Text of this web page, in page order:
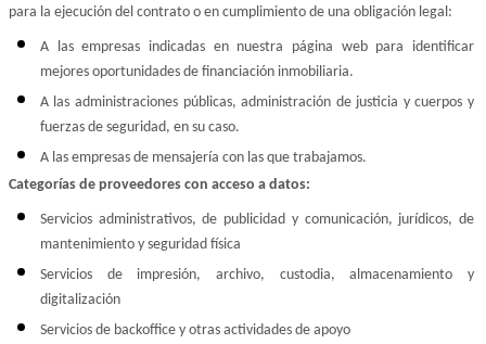
para la ejecución del contrato o en cumplimiento de una obligación legal:
A las empresas indicadas en nuestra página web para identificar
mejores oportunidades de financiación inmobiliaria.
A las administraciones públicas, administración de justicia y cuerpos y
fuerzas de seguridad, en su caso.
A las empresas de mensajería con las que trabajamos.
Categorías de proveedores con acceso a datos:
Servicios administrativos, de publicidad y comunicación, jurídicos, de
mantenimiento y seguridad física
Servicios de impresión, archivo, custodia, almacenamiento y
digitalización
Servicios de backoffice y otras actividades de apoyo